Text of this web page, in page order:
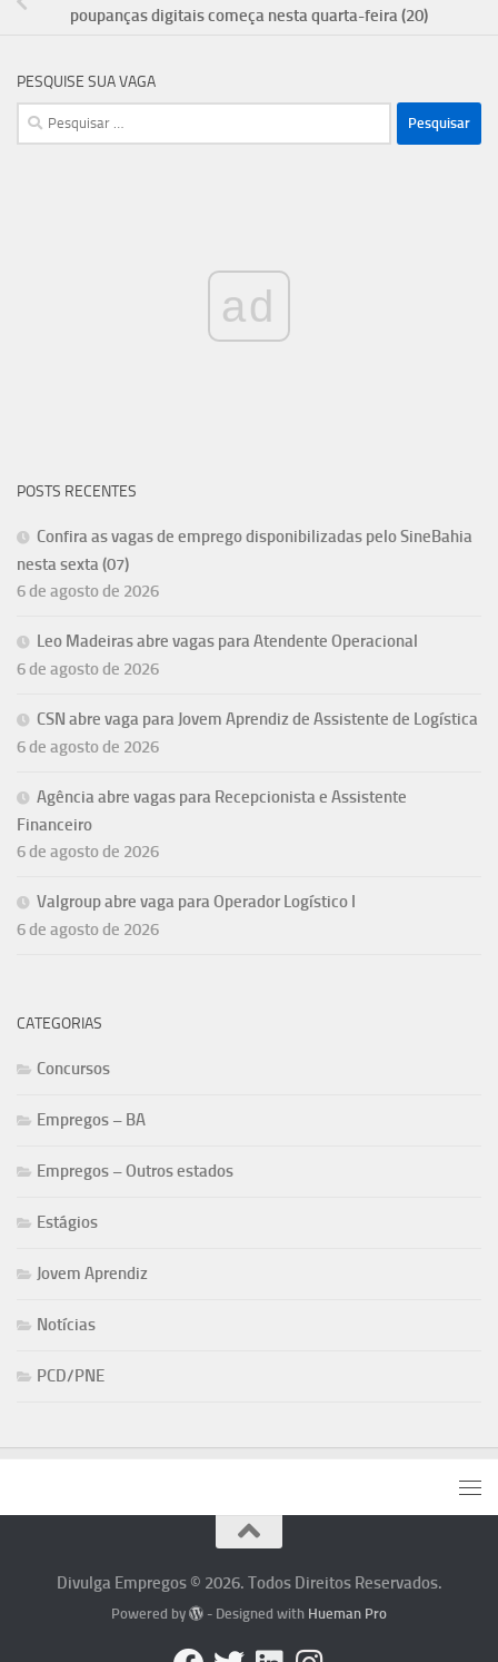
poupanças digitais começa nesta quarta-feira (20)
PESQUISE SUA VAGA
Pesquisar
por:
ad
POSTS RECENTES
Confira as vagas de emprego disponibilizadas pelo SineBahia
nesta sexta (07)
6 de agosto de 2026
Leo Madeiras abre vagas para Atendente Operacional
6 de agosto de 2026
CSN abre vaga para Jovem Aprendiz de Assistente de Logística
6 de agosto de 2026
Agência abre vagas para Recepcionista e Assistente
Financeiro
6 de agosto de 2026
Valgroup abre vaga para Operador Logístico I
6 de agosto de 2026
CATEGORIAS
Concursos
Empregos – BA
Empregos – Outros estados
Estágios
Jovem Aprendiz
Notícias
PCD/PNE
Divulga Empregos © 2026. Todos Direitos Reservados.
Powered by - Designed with Hueman Pro